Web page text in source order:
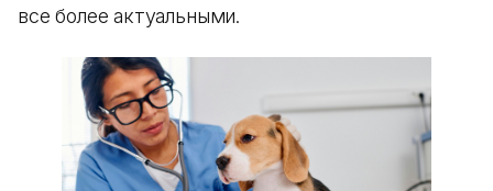
все более актуальными.